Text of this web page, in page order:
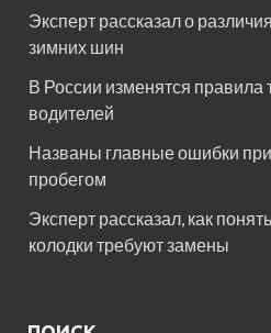
Эксперт рассказал о
зимних шин
В России изменятся правила
водителей
Названы главные ошибки
пробегом
Эксперт рассказал, как
колодки требуют замены